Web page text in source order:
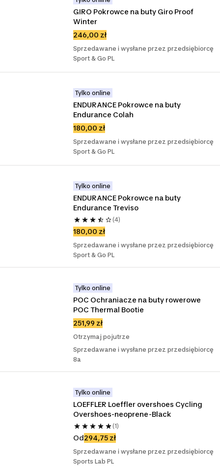
GIRO Pokrowce na buty Giro Proof
Winter
246,00 zł
Sprzedawane i wysłane przez przedsiębiorcę
Sport & Go PL
Tylko online
ENDURANCE Pokrowce na buty
Endurance Colah
180,00 zł
Sprzedawane i wysłane przez przedsiębiorcę
Sport & Go PL
Tylko online
ENDURANCE Pokrowce na buty
Endurance Treviso
(4)
180,00 zł
Sprzedawane i wysłane przez przedsiębiorcę
Sport & Go PL
Tylko online
POC Ochraniacze na buty rowerowe
POC Thermal Bootie
251,99 zł
Otrzymaj pojutrze
Sprzedawane i wysłane przez przedsiębiorcę
8a
Tylko online
LOEFFLER Loeffler overshoes Cycling
Overshoes-neoprene-Black
(1)
Od294,75 zł
Sprzedawane i wysłane przez przedsiębiorcę
Sports Lab PL